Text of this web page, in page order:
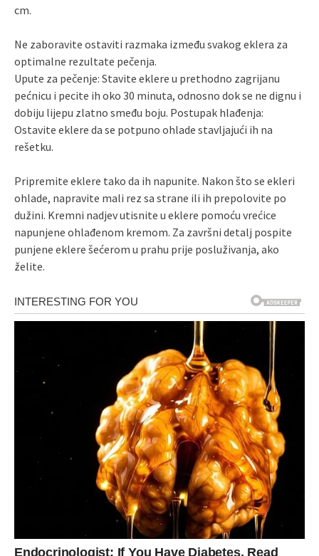
cm.
Ne zaboravite ostaviti razmaka između svakog eklera za
optimalne rezultate pečenja.
Upute za pečenje: Stavite eklere u prethodno zagrijanu
pećnicu i pecite ih oko 30 minuta, odnosno dok se ne dignu i
dobiju lijepu zlatno smeđu boju. Postupak hlađenja:
Ostavite eklere da se potpuno ohlade stavljajući ih na
rešetku.
Pripremite eklere tako da ih napunite. Nakon što se ekleri
ohlade, napravite mali rez sa strane ili ih prepolovite po
dužini. Kremni nadjev utisnite u eklere pomoću vrećice
napunjene ohlađenom kremom. Za završni detalj pospite
punjene eklere šećerom u prahu prije posluživanja, ako
želite.